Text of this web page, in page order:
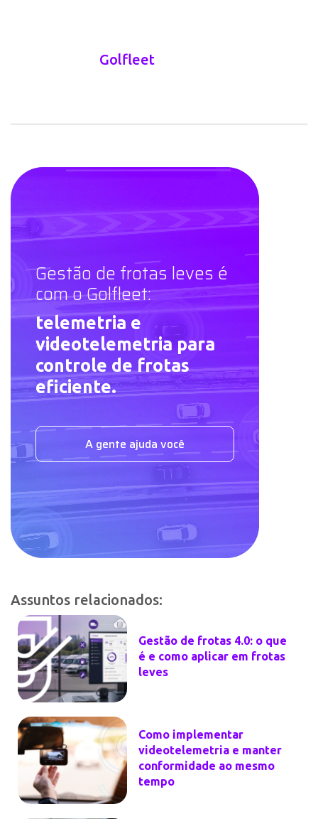
Golfleet
Gestão de frotas leves é
com o Golfleet:
telemetria e
videotelemetria para
controle de frotas
eficiente.
A gente ajuda você
Assuntos relacionados:
Gestão de frotas 4.0: o que
é e como aplicar em frotas
leves
Como implementar
videotelemetria e manter
conformidade ao mesmo
tempo